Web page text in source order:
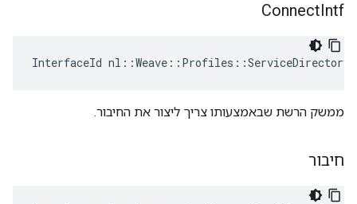
ConnectIntf
InterfaceId
ממשק הרשת שבאמצעותו צריך ליצור את החיבור.
חיבור